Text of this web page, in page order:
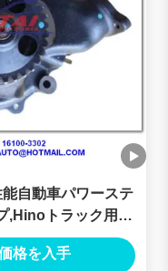
自動車パワーステ
,Hinoトラック用
ポンプ
格を入手